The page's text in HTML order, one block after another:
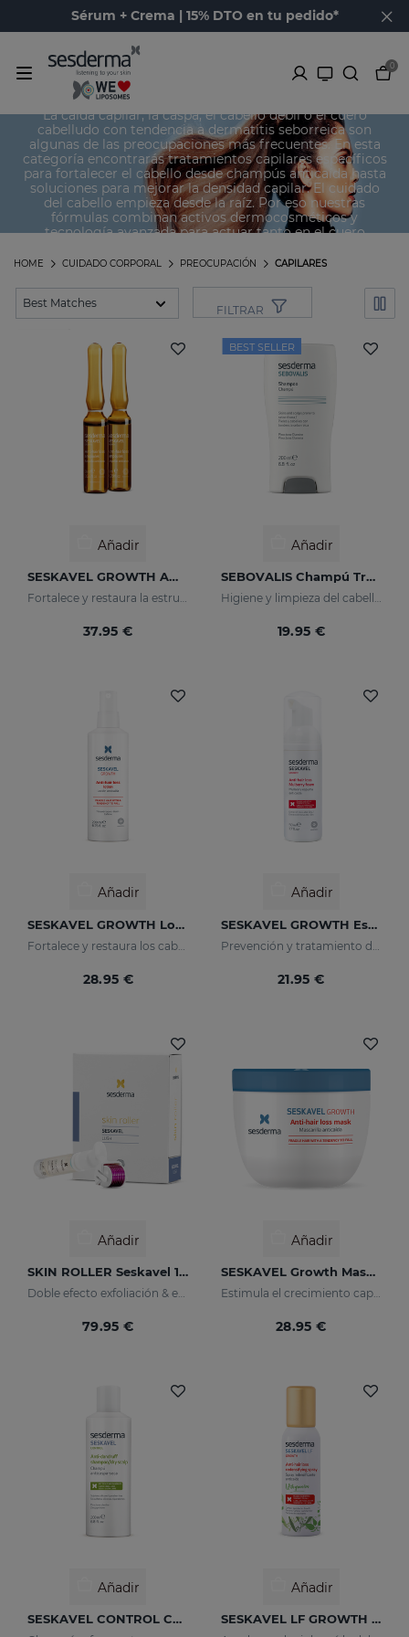
Sérum + Crema | 15% DTO en tu pedido*
0
La caída capilar, la caspa, el cabello débil o el cuero
cabelludo con tendencia a dermatitis seborreica son
algunas de las preocupaciones más frecuentes. En esta
categoría encontrarás tratamientos capilares específicos
para fortalecer el cabello desde champús anticaída hasta
soluciones para mejorar la densidad capilar. El cuidado
del cabello empieza desde la raíz. Por eso nuestras
fórmulas combinan activos dermocosméticos y
tecnología avanzada para actuar tanto en el cuero
CAPILARES
PREOCUPACIÓN
CUIDADO CORPORAL
HOME
FILTRAR
Añadir
SESKAVEL GROWTH Ampollas Anticaída
Fortalece y restaura la estructura dañada de los cabellos frágiles y débiles, activando su crecimiento.
37.95 €
BEST SELLER
Añadir
SEBOVALIS Champú Tratante
Higiene y limpieza del cabello y cuero cabelludo
19.95 €
Añadir
SESKAVEL GROWTH Loción Capilar Anticaída
28.95 €
Añadir
SESKAVEL GROWTH Espuma Mulberry
21.95 €
Añadir
SKIN ROLLER Seskavel 10ml
Doble efecto exfoliación & eficacia
79.95 €
Añadir
SESKAVEL Growth Mascarilla Anticaída
Estimula el crecimiento capilar
28.95 €
Añadir
SESKAVEL CONTROL Champú Anticaspa - Seca
Añadir
SESKAVEL LF GROWTH Anti-Hair Loss Redensifying Spray